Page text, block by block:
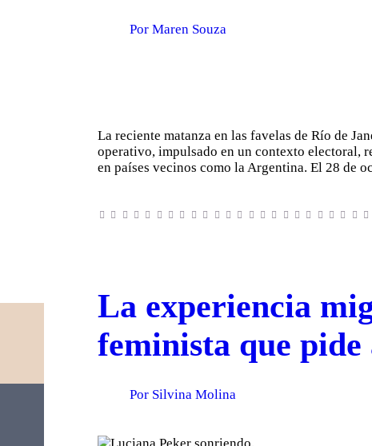
Por Maren Souza
La reciente matanza en las favelas de Río de
operativo, impulsado en un contexto electoral,
en países vecinos como la Argentina. El 28 de
La experiencia
feminista que pide
Por Silvina Molina